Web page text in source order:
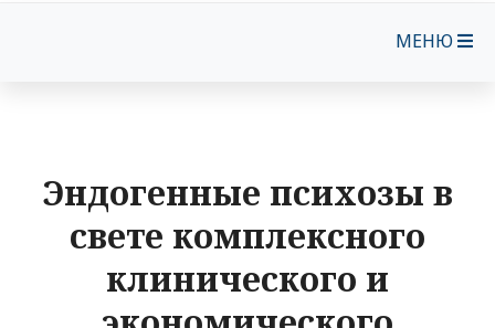
МЕНЮ
Эндогенные психозы в
свете комплексного
клинического и